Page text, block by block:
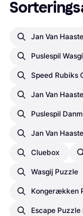
Jan Van
Puslespil
Speed Rubiks
Jan Van
Puslespil
Jan Van
Cluebox
Wasgij Puzzle
Kongerækken
Escape